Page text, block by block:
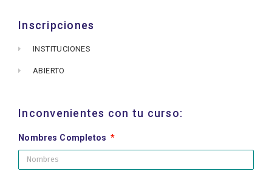
Inscripciones
INSTITUCIONES
ABIERTO
Inconvenientes con tu curso:
Nombres Completos